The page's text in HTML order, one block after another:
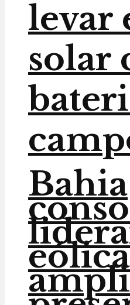
Bahia
levar
solar